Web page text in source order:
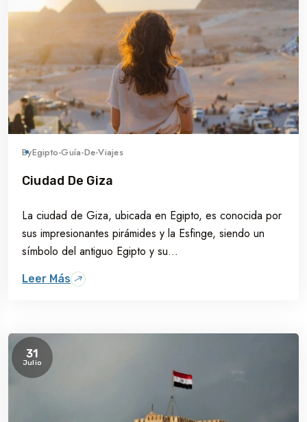
ByEgipto-Guía-De-Viajes
Ciudad De Giza
La ciudad de Giza, ubicada en Egipto, es conocida por
sus impresionantes pirámides y la Esfinge, siendo un
símbolo del antiguo Egipto y su...
Leer Más
31
Julio